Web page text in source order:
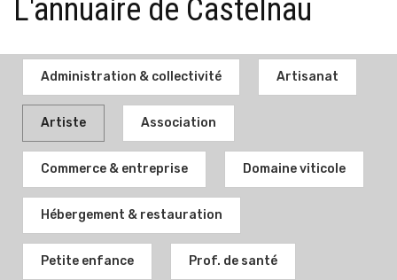
L'annuaire de Castelnau
Administration & collectivité Artisanat
Artiste Association
Commerce & entreprise Domaine viticole
Hébergement & restauration
Petite enfance Prof. de santé